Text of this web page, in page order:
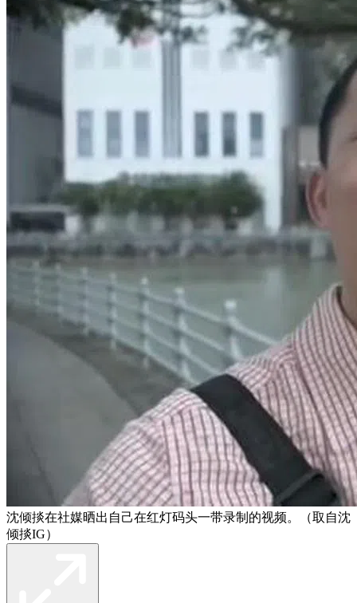
沈倾掞在社媒晒出自己在红灯码头一带录制的视频。（取自沈
倾掞IG）